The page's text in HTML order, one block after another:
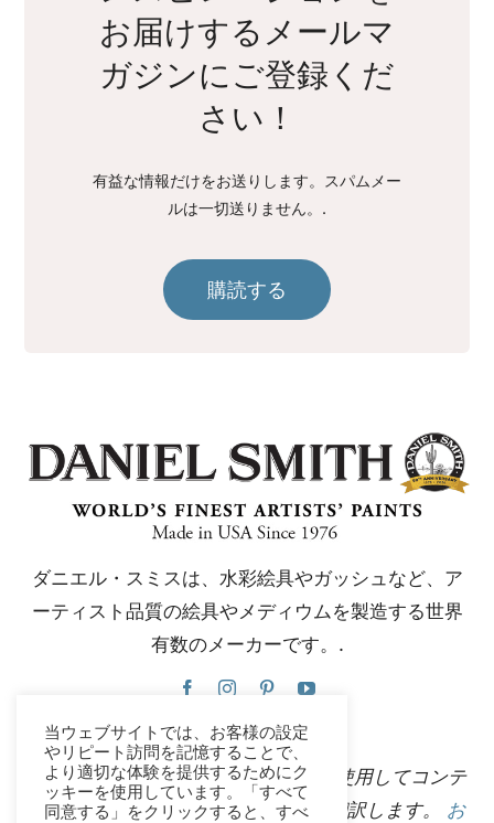
お届けするメールマ
ガジンにご登録くだ
さい！
有益な情報だけをお送りします。スパムメー
ルは一切送りません。.
購読する
ダニエル・スミスは、水彩絵具やガッシュなど、ア
ーティスト品質の絵具やメディウムを製造する世界
有数のメーカーです。.
このウェブサイトは、Google翻訳を使用してコンテ
ンツを複数の言語に瞬時に自動的に翻訳します。 お
当ウェブサイトでは、お客様の設定
やリピート訪問を記憶することで、
より適切な体験を提供するためにク
ッキーを使用しています。「すべて
同意する」をクリックすると、すべ